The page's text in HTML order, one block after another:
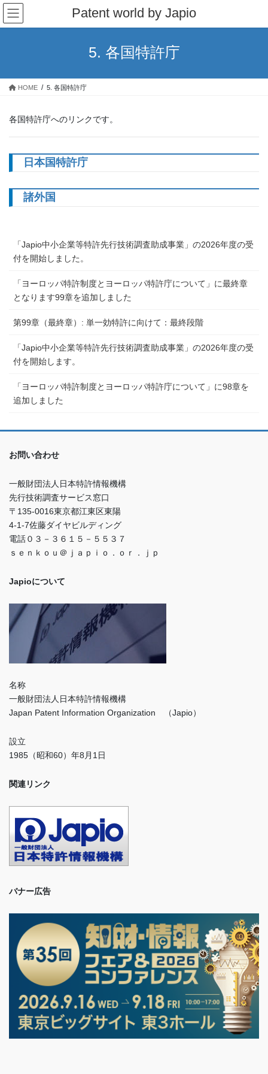
コ
ン
テ
ス
ナ
ビ
ゲ
ン
Patent world by Japio
5. 各国特許庁
HOME 5. 各国特許庁
各国特許庁へのリンクです。
日本国特許庁
諸外国
「Japio中小企業等特許先行技術調査助成事業」の2026年度の受
付を開始しました。
「ヨーロッパ特許制度とヨーロッパ特許庁について」に最終章
となります99章を追加しました
第99章（最終章）: 単一効特許に向けて：最終段階
「Japio中小企業等特許先行技術調査助成事業」の2026年度の受
付を開始します。
「ヨーロッパ特許制度とヨーロッパ特許庁について」に98章を
追加しました
お問い合わせ
一般財団法人日本特許情報機構
先行技術調査サービス窓口
〒135-0016東京都江東区東陽
4-1-7佐藤ダイヤビルディング
電話０３－３６１５－５５３７
ｓｅｎｋｏｕ＠ｊａｐｉｏ．ｏｒ．ｊｐ
Japioについて
名称
一般財団法人日本特許情報機構
Japan Patent Information Organization （Japio）
設立
1985（昭和60）年8月1日
関連リンク
バナー広告